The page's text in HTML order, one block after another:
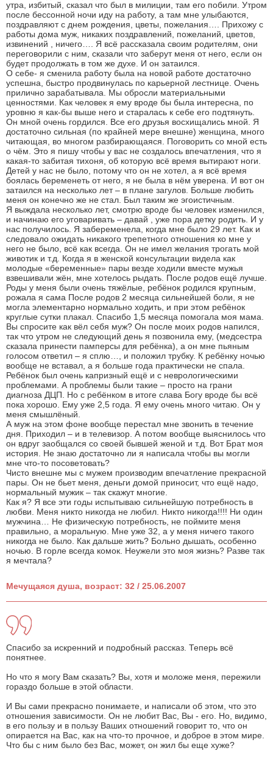
утра, избитый, сказал что был в милиции, там его побили. Утром
после бессонной ночи иду на работу, а там мне улыбаются,
поздравляют с днем рождения, цветы, пожелания…. Прихожу с
работы дома муж, никаких поздравлений, пожеланий, цветов,
извинений , ничего…. Я всё рассказала своим родителям, они
переговорили с ним, сказали что заберут меня от него, если он
будет продолжать в том же духе. И он затаился.
О себе- я сменила работу была на новой работе достаточно
успешна, быстро продвинулась по карьерной лестнице. Очень
прилично зарабатывала. Мы обросли материальными
ценностями. Как человек я ему вроде бы была интересна, по
уровню я как-бы выше него и старалась к себе его подтянуть.
Он мной очень гордился. Все его друзья восхищались мной. Я
достаточно сильная (по крайней мере внешне) женщина, много
читающая, во многом разбирающаяся. Поговорить со мной есть
о чём. Это я пишу чтобы у вас не создалось впечатления, что я
какая-то забитая тихоня, об которую всё время вытирают ноги.
Детей у нас не было, потому что он не хотел, а я всё время
боялась беременеть от него, я не была в нём уверена. И вот он
затаился на несколько лет – в плане загулов. Больше любить
меня он конечно же не стал. Был таким же эгоистичным.
Я выждала несколько лет, смотрю вроде бы человек изменился,
и начинаю его уговаривать – давай , уже пора детку родить. И у
нас получилось. Я забеременела, когда мне было 29 лет. Как и
следовало ожидать никакого трепетного отношения ко мне у
него не было, всё как всегда. Он не имел желания трогать мой
животик и т.д. Когда я в женской консультации видела как
молодые «беременные» пары везде ходили вместе мужья
взвешивали жён, мне хотелось рыдать. После родов ещё лучше.
Роды у меня были очень тяжёлые, ребёнок родился крупным,
рожала я сама После родов 2 месяца сильнейшей боли, я не
могла элементарно нормально ходить, и при этом ребёнок
круглые сутки плакал. Спасибо 1,5 месяца помогала моя мама.
Вы спросите как вёл себя муж? Он после моих родов напился,
так что утром не следующий день я позвонила ему, (медсестра
сказала принести памперсы для ребёнка), а он мне пьяным
голосом ответил – я сплю…, и положил трубку. К ребёнку ночью
вообще не вставал, а я больше года практически не спала.
Ребёнок был очень капризный ещё и с неврологическими
проблемами. А проблемы были такие – просто на грани
диагноза ДЦП. Но с ребёнком в итоге слава Богу вроде бы всё
пока хорошо. Ему уже 2,5 года. Я ему очень много читаю. Он у
меня смышлёный.
А муж на этом фоне вообще перестал мне звонить в течение
дня. Приходил – и в телевизор. А потом вообще выяснилось что
он вдруг заобщался со своей бывшей женой и т.д. Вот Брат моя
история. Не знаю достаточно ли я написала чтобы вы могли
мне что-то посоветовать?
Чисто внешне мы с мужем производим впечатление прекрасной
пары. Он не бьет меня, деньги домой приносит, что ещё надо,
нормальный мужик – так скажут многие.
Как я? Я все эти годы испытываю сильнейшую потребность в
любви. Меня никто никогда не любил. Никто никогда!!!! Ни один
мужчина… Не физическую потребность, не поймите меня
правильно, а моральную. Мне уже 32, а у меня ничего такого
никогда не было. Как дальше жить? Больно дышать, особенно
ночью. В горле всегда комок. Неужели это моя жизнь? Разве так
я мечтала?
Мечущаяся душа, возраст: 32 / 25.06.2007
Спасибо за искренний и подробный рассказ. Теперь всё
понятнее.
Но что я могу Вам сказать? Вы, хотя и моложе меня, пережили
гораздо больше в этой области.
И Вы сами прекрасно понимаете, и написали об этом, что это
отношения зависимости. Он не любит Вас, Вы - его. Но, видимо,
в его пользу и в пользу Ваших отношений говорит то, что он
опирается на Вас, как на что-то прочное, и доброе в этом мире.
Что бы с ним было без Вас, может, он жил бы еще хуже?